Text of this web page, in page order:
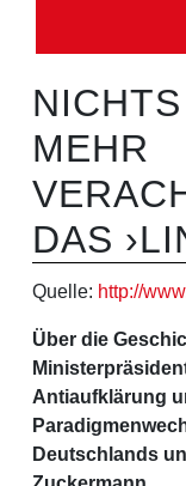
MEHR
DAS
Quelle: http://
Über die
Antiaufklärung
Deutschlands